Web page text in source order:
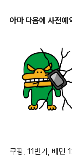
아마 다음에 사전
쿠팡, 11번가, 배민